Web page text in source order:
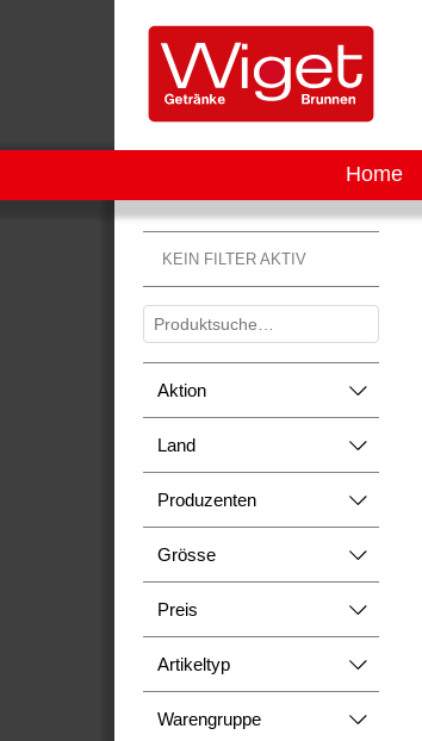
Home
KEIN FILTER AKTIV
Aktion
Land
Produzenten
Grösse
Preis
Artikeltyp
Warengruppe